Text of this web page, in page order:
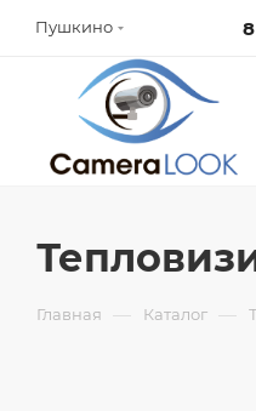
Пушкино
Главная — Каталог —